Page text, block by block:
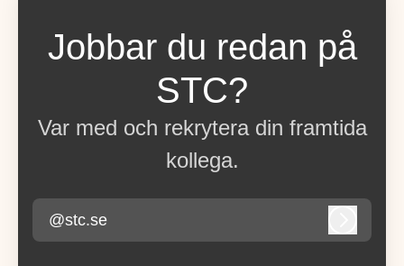
Jobbar du redan på
STC?
Var med och rekrytera din framtida
kollega.
@stc.se